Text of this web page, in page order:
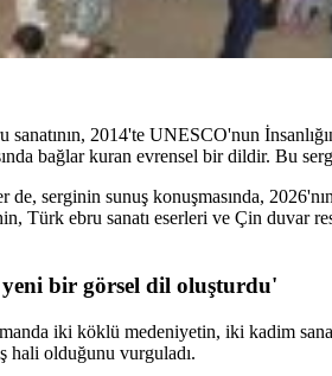
2014'te UNESCO'nun
bağlar kuran evrensel bir dildir. Bu
serginin sunuş konuşmasında,
Türk ebru sanatı eserleri ve Çin duvar
yeni bir görsel dil oluşturdu'
iki köklü medeniyetin, iki kadim
hali olduğunu vurguladı.